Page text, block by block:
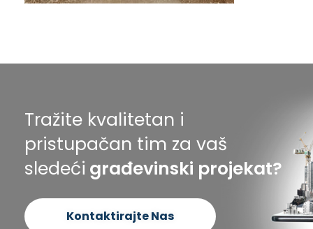
Tražite kvalitetan i
pristupačan tim za vaš
sledeći građevinski projekat?
Kontaktirajte Nas